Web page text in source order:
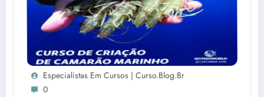
Especialistas Em Cursos | Curso.blog.br
0